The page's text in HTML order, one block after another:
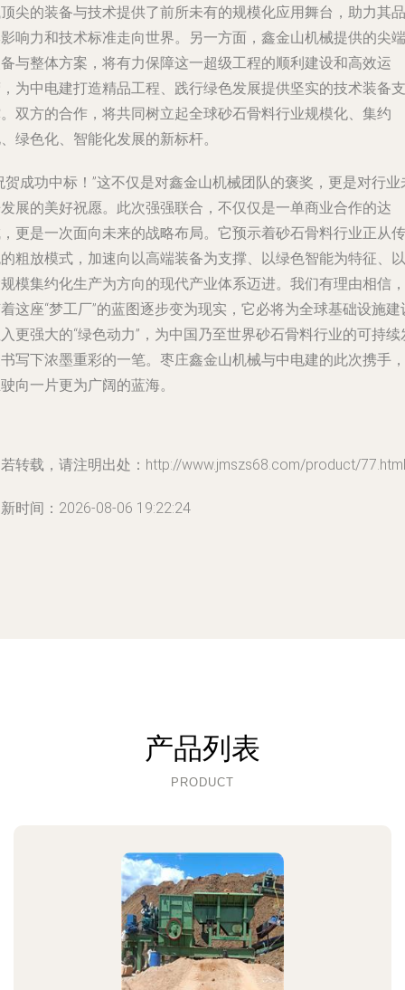
尖的装备与技术提供了前所未有的规模化应用舞台，助力其品
响力和技术标准走向世界。另一方面，鑫金山机械提供的尖端
与整体方案，将有力保障这一超级工程的顺利建设和高效运
为中电建打造精品工程、践行绿色发展提供坚实的技术装备支
双方的合作，将共同树立起全球砂石骨料行业规模化、集约
绿色化、智能化发展的新标杆。
贺成功中标！”这不仅是对鑫金山机械团队的褒奖，更是对行业
展的美好祝愿。此次强强联合，不仅仅是一单商业合作的达
更是一次面向未来的战略布局。它预示着砂石骨料行业正从传
粗放模式，加速向以高端装备为支撑、以绿色智能为特征、以
模集约化生产为方向的现代产业体系迈进。我们有理由相信，
这座“梦工厂”的蓝图逐步变为现实，它必将为全球基础设施建
更强大的“绿色动力”，为中国乃至世界砂石骨料行业的可持续
写下浓墨重彩的一笔。枣庄鑫金山机械与中电建的此次携手，
向一片更为广阔的蓝海。
转载，请注明出处：http://www.jmszs68.com/product/77.html
时间：2026-08-06 19:22:24
产品列表
PRODUCT